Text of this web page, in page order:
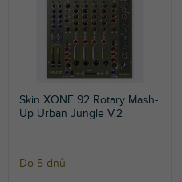
Skin XONE 92 Rotary Mash-
Up Urban Jungle V.2
Do 5 dnů